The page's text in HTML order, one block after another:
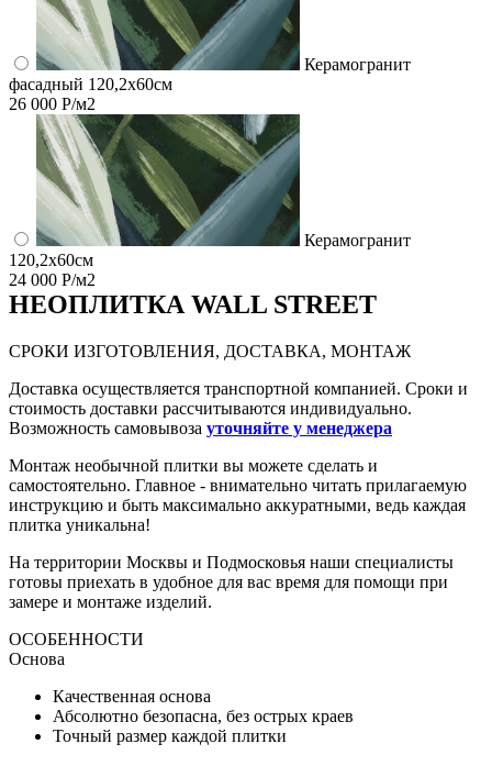
Керамогранит
фасадный 120,2x60см
26 000 Р/м2
Керамогранит
120,2x60см
24 000 Р/м2
НЕОПЛИТКА WALL STREET
СРОКИ ИЗГОТОВЛЕНИЯ, ДОСТАВКА, МОНТАЖ
Доставка осуществляется транспортной компанией. Сроки и
стоимость доставки рассчитываются индивидуально.
Возможность самовывоза уточняйте у менеджера
Монтаж необычной плитки вы можете сделать и
самостоятельно. Главное - внимательно читать прилагаемую
инструкцию и быть максимально аккуратными, ведь каждая
плитка уникальна!
На территории Москвы и Подмосковья наши специалисты
готовы приехать в удобное для вас время для помощи при
замере и монтаже изделий.
ОСОБЕННОСТИ
Основа
Качественная основа
Абсолютно безопасна, без острых краев
Точный размер каждой плитки